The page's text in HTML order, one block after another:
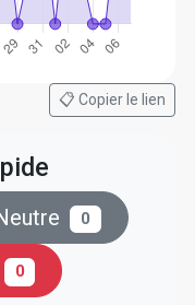
📋 Copier le lien
0
0